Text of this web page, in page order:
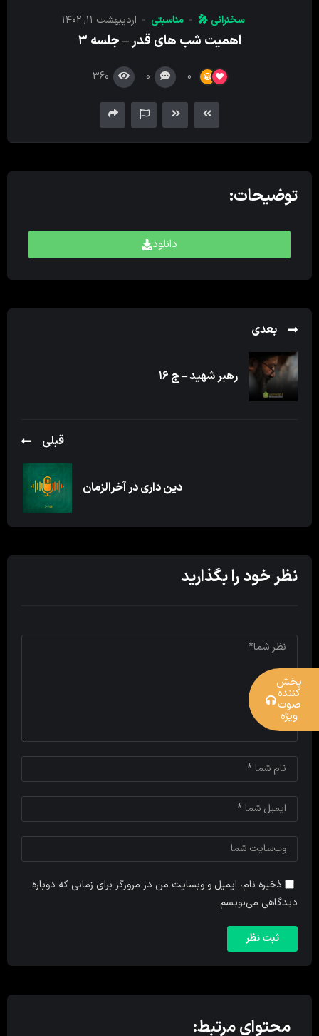
سخنرانی 🎤 مناسبتی اردیبهشت ۱۱, ۱۴۰۲
اهمیت شب های قدر – جلسه ۳
0
0
360
توضیحات:
دانلود
بعدی
رهبر شهید – ج ۱۶
قبلی
دین داری در آخرالزمان
نظر خود را بگذارید
ذخیره نام، ایمیل و وبسایت من در مرورگر برای زمانی که دوباره
دیدگاهی می‌نویسم.
محتوای مرتبط:
پخش
کننده
صوت
ویژه